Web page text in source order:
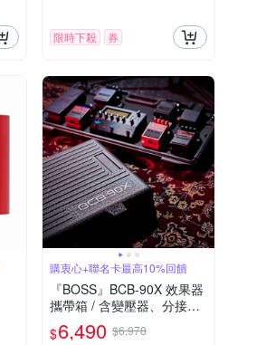
限時下殺 券
購衷心+聯名卡最高10%回饋
『BOSS』BCB-90X 效果器
攜帶箱 / 含變壓器、分接線 /
公司貨
$6,490 $6,978